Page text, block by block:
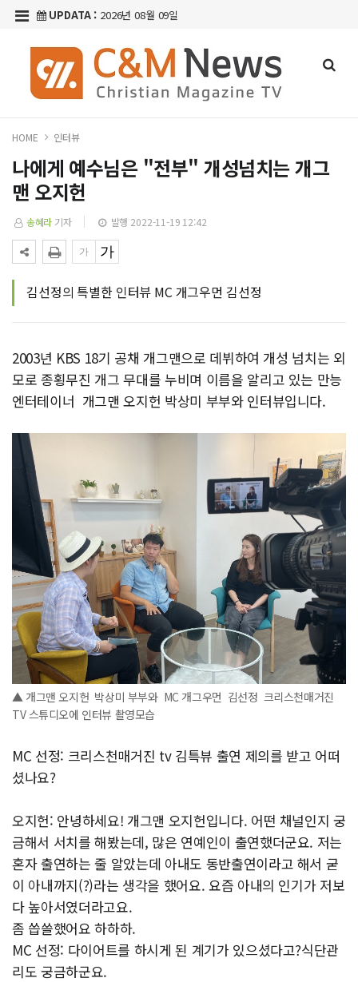
UPDATA : 2026년 08월 09일
HOME 인터뷰
나에게 예수님은 "전부" 개성넘치는 개그
맨 오지헌
송혜라 기자 발행 2022-11-19 12:42
김선정의 특별한 인터뷰 MC 개그우먼 김선정
2003년 KBS 18기 공채 개그맨으로 데뷔하여 개성 넘치는 외
모로 종횡무진 개그 무대를 누비며 이름을 알리고 있는 만능
엔터테이너 개그맨 오지헌 박상미 부부와 인터뷰입니다.
▲ 개그맨 오지헌 박상미 부부와 MC 개그우먼 김선정 크리스천매거진
TV 스튜디오에 인터뷰 촬영모습
MC 선정: 크리스천매거진 tv 김특뷰 출연 제의를 받고 어떠
셨나요?
오지헌: 안녕하세요! 개그맨 오지헌입니다. 어떤 채널인지 궁
금해서 서치를 해봤는데, 많은 연예인이 출연했더군요. 저는
혼자 출연하는 줄 알았는데 아내도 동반출연이라고 해서 굳
이 아내까지(?)라는 생각을 했어요. 요즘 아내의 인기가 저보
다 높아서였더라고요.
좀 씁쓸했어요 하하하.
MC 선정: 다이어트를 하시게 된 계기가 있으셨다고?식단관
리도 궁금하군요.